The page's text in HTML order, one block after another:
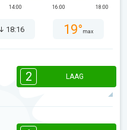
14:00 16:00 18:00
18:16 19° max
2 LAAG
14:00